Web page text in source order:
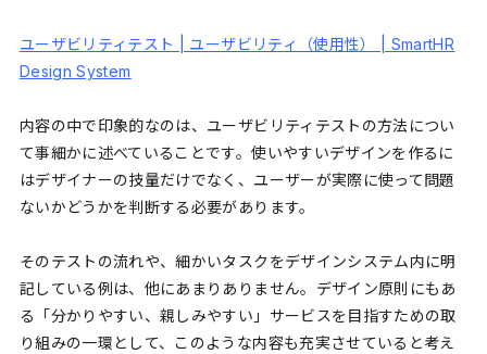
ユーザビリティテスト | ユーザビリティ（使用性） | SmartHR
Design System
内容の中で印象的なのは、ユーザビリティテストの方法につい
て事細かに述べていることです。使いやすいデザインを作るに
はデザイナーの技量だけでなく、ユーザーが実際に使って問題
ないかどうかを判断する必要があります。
そのテストの流れや、細かいタスクをデザインシステム内に明
記している例は、他にあまりありません。デザイン原則にもあ
る「分かりやすい、親しみやすい」サービスを目指すための取
り組みの一環として、このような内容も充実させていると考え